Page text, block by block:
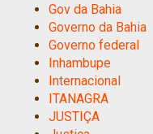
Gov da Bahia
Governo da Bahia
Governo federal
Inhambupe
Internacional
ITANAGRA
JUSTIÇA